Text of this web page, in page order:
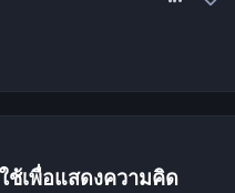
ช้เพื่อแสดงความคิด